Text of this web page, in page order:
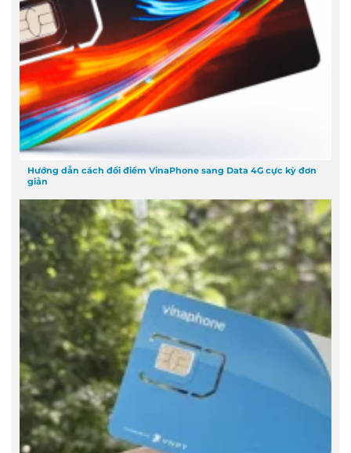
Hướng dẫn cách đổi điểm VinaPhone sang Data 4G cực kỳ đơn
giản